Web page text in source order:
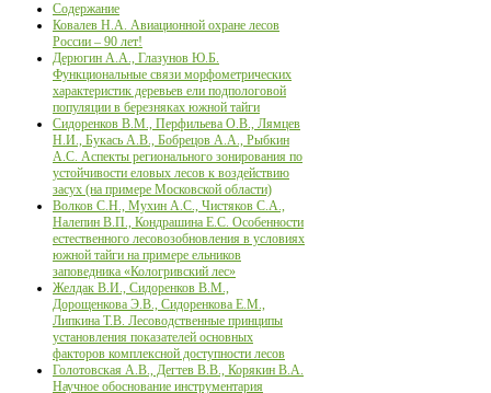
Содержание
Ковалев Н.А. Авиационной охране лесов
России – 90 лет!
Дерюгин А.А., Глазунов Ю.Б.
Функциональные связи морфометрических
характеристик деревьев ели подпологовой
популяции в березняках южной тайги
Сидоренков В.М., Перфильева О.В., Лямцев
Н.И., Букась А.В., Бобрецов А.А., Рыбкин
А.С. Аспекты регионального зонирования по
устойчивости еловых лесов к воздействию
засух (на примере Московской области)
Волков С.Н., Мухин А.С., Чистяков С.А.,
Налепин В.П., Кондрашина Е.С. Особенности
естественного лесовозобновления в условиях
южной тайги на примере ельников
заповедника «Кологривский лес»
Желдак В.И., Сидоренков В.М.,
Дорощенкова Э.В., Сидоренкова Е.М.,
Липкина Т.В. Лесоводственные принципы
установления показателей основных
факторов комплексной доступности лесов
Голотовская А.В., Дегтев В.В., Корякин В.А.
Научное обоснование инструментария